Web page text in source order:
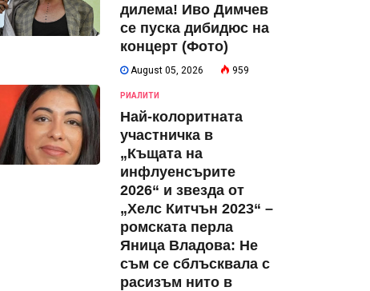
дилема! Иво Димчев
се пуска дибидюс на
концерт (Фото)
August 05, 2026 959
РИАЛИТИ
Най-колоритната
участничка в
„Къщата на
инфлуенсърите
2026“ и звезда от
„Хелс Китчън 2023“ –
ромската перла
Яница Владова: Не
съм се сблъсквала с
расизъм нито в